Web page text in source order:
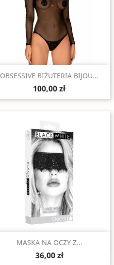
Szybki podgląd
OBSESSIVE BIŻUTERIA BIJOU...
100,00 zł
Szybki podgląd
MASKA NA OCZY Z...
36,00 zł